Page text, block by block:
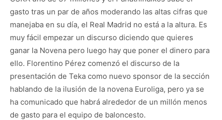
gasto tras un par de años moderando las altas cifras que
manejaba en su día, el Real Madrid no está a la altura. Es
muy fácil empezar un discurso diciendo que quieres
ganar la Novena pero luego hay que poner el dinero para
ello. Florentino Pérez comenzó el discurso de la
presentación de Teka como nuevo sponsor de la sección
hablando de la ilusión de la novena Euroliga, pero ya se
ha comunicado que habrá alrededor de un millón menos
de gasto para el equipo de baloncesto.